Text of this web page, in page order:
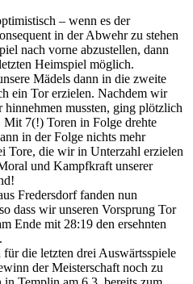
– wenn es der
in der Abwehr zu stehen
nach vorne abzustellen, dann
Heimspiel möglich.
Mädels dann in die zweite
ein Tor erzielen. Nachdem wir
hinnehmen mussten, ging plötzlich
7(!) Toren in Folge drehte
in der Folge nichts mehr
Tore, die wir in Unterzahl erzielen
und Kampfkraft unserer
Fredersdorf fanden nun
dass wir unseren Vorsprung Tor
Ende mit 28:19 den ersehnten
die letzten drei Auswärtsspiele
der Meisterschaft noch zu